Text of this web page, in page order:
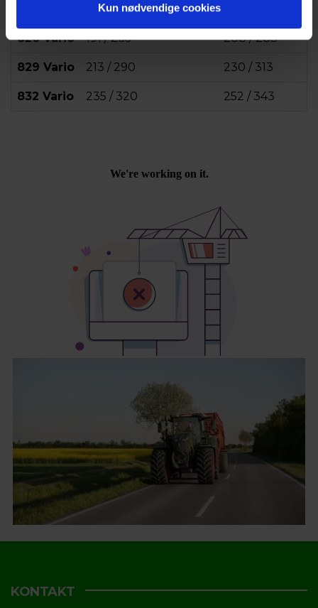
Kun nødvendige cookies
Maks. effekt (kW/hk)
826 Vario 191 / 260 208 / 283
829 Vario 213 / 290 230 / 313
832 Vario 235 / 320 252 / 343
KONTAKT